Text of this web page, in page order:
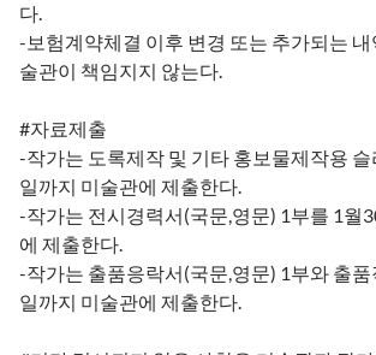
다.
-보험계약체결 이후 변경 또는 추가되는
술관이 책임지지 않는다.
#자료제출
-작가는 도록제작 및 기타 홍보물제작용
일까지 미술관에 제출한다.
-작가는 전시경력서(국문,영문) 1부를 1월
에 제출한다.
-작가는 출품응락서(국문,영문) 1부와 출
일까지 미술관에 제출한다.